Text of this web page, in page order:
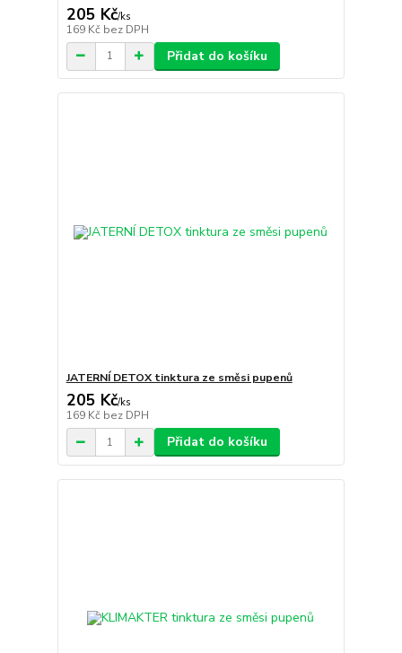
205 Kč/ks
169 Kč bez DPH
Přidat do košíku
JATERNÍ DETOX tinktura ze směsi pupenů
205 Kč/ks
169 Kč bez DPH
Přidat do košíku